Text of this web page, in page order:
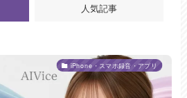
人気記事
iPhone・スマホ録音・アプリ